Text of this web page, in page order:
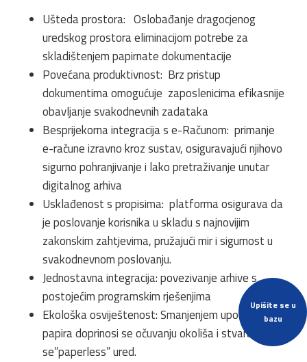
Upišite se u
bazu
Ušteda prostora: Oslobađanje dragocjenog
uredskog prostora eliminacijom potrebe za
skladištenjem papirnate dokumentacije
Povećana produktivnost: Brz pristup
dokumentima omogućuje zaposlenicima efikasnije
obavljanje svakodnevnih zadataka
Besprijekorna integracija s e-Računom: primanje
e-račune izravno kroz sustav, osiguravajući njihovo
sigurno pohranjivanje i lako pretraživanje unutar
digitalnog arhiva
Usklađenost s propisima: platforma osigurava da
je poslovanje korisnika u skladu s najnovijim
zakonskim zahtjevima, pružajući mir i sigurnost u
svakodnevnom poslovanju.
Jednostavna integracija: povezivanje arhive s
postojećim programskim rješenjima
Ekološka osviještenost: Smanjenjem upotrebe
papira doprinosi se očuvanju okoliša i stvara
se”paperless” ured.